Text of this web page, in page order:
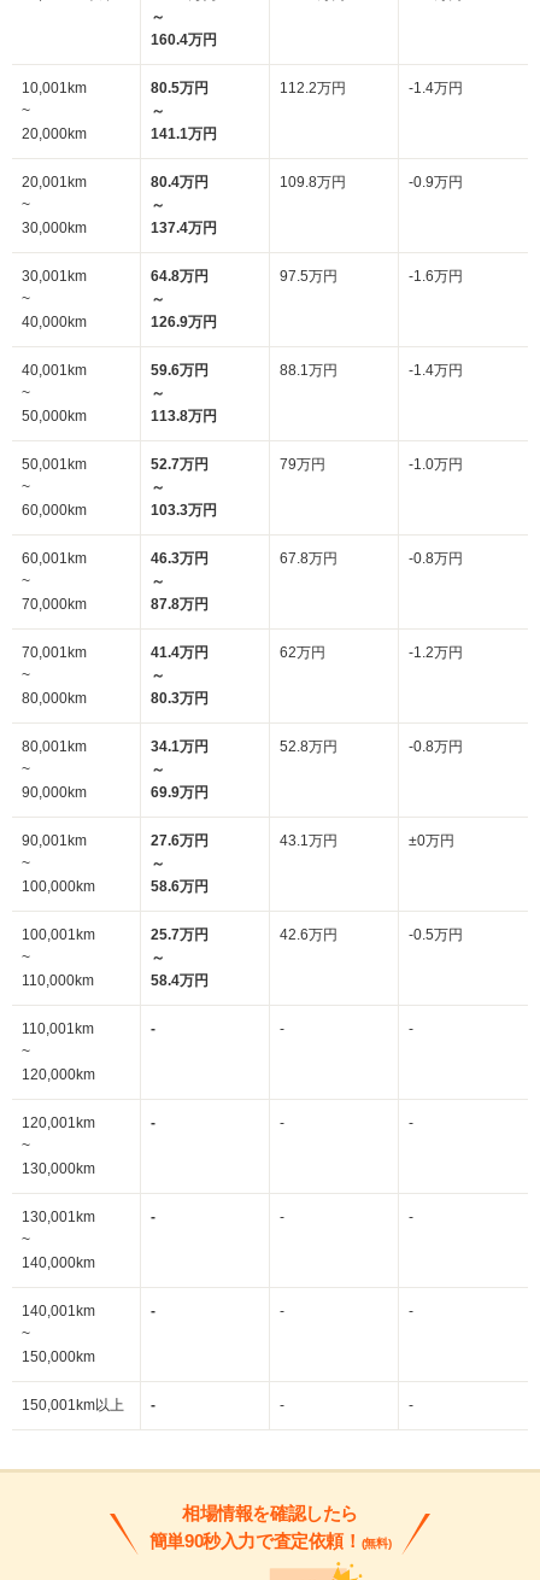
～
160.4万円
10,001km
~
20,000km
80.5万円
～
141.1万円
112.2万円 -1.4万円
20,001km
~
30,000km
80.4万円
～
137.4万円
109.8万円 -0.9万円
30,001km
~
40,000km
64.8万円
～
126.9万円
97.5万円 -1.6万円
40,001km
~
50,000km
59.6万円
～
113.8万円
88.1万円 -1.4万円
50,001km
~
60,000km
52.7万円
～
103.3万円
79万円 -1.0万円
60,001km
~
70,000km
46.3万円
～
87.8万円
67.8万円 -0.8万円
70,001km
~
80,000km
41.4万円
～
80.3万円
62万円 -1.2万円
80,001km
~
90,000km
34.1万円
～
69.9万円
52.8万円 -0.8万円
90,001km
~
100,000km
27.6万円
～
58.6万円
43.1万円 ±0万円
100,001km
~
110,000km
25.7万円
～
58.4万円
42.6万円 -0.5万円
110,001km
~
120,000km
- - -
120,001km
~
130,000km
- - -
130,001km
~
140,000km
- - -
140,001km
~
150,000km
- - -
150,001km以上 - - -
相場情報を確認したら
簡単90秒入力で査定依頼！ (無料)